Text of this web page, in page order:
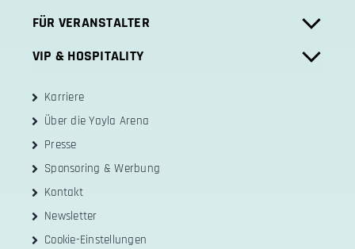
FÜR VERANSTALTER
VIP & HOSPITALITY
Karriere
Über die Yayla Arena
Presse
Sponsoring & Werbung
Kontakt
Newsletter
Cookie-Einstellungen